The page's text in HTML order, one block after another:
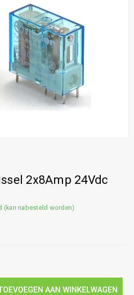
2x8Amp 24Vdc
(kan nabesteld worden)
AAN WINKELWAGEN